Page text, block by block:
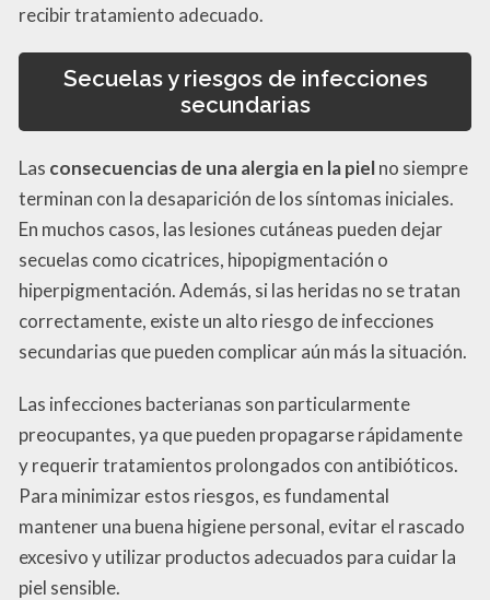
recibir tratamiento adecuado.
Secuelas y riesgos de infecciones
secundarias
Las consecuencias de una alergia en la pielno siempre
terminan con la desaparición de los síntomas iniciales.
En muchos casos, las lesiones cutáneas pueden dejar
secuelas como cicatrices, hipopigmentación o
hiperpigmentación. Además, si las heridas no se tratan
correctamente, existe un alto riesgo de infecciones
secundarias que pueden complicar aún más la situación.
Las infecciones bacterianas son particularmente
preocupantes, ya que pueden propagarse rápidamente
y requerir tratamientos prolongados con antibióticos.
Para minimizar estos riesgos, es fundamental
mantener una buena higiene personal, evitar el rascado
excesivo y utilizar productos adecuados para cuidar la
piel sensible.